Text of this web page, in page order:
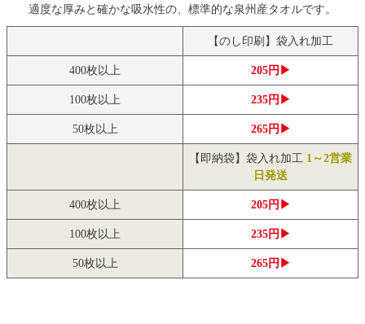
適度な厚みと確かな吸水性の、標準的な泉州産タオルです。
【のし印刷】袋入れ加工
400枚以上 205円▶
100枚以上 235円▶
50枚以上 265円▶
【即納袋】袋入れ加工 1～2営業
日発送
400枚以上 205円▶
100枚以上 235円▶
50枚以上 265円▶